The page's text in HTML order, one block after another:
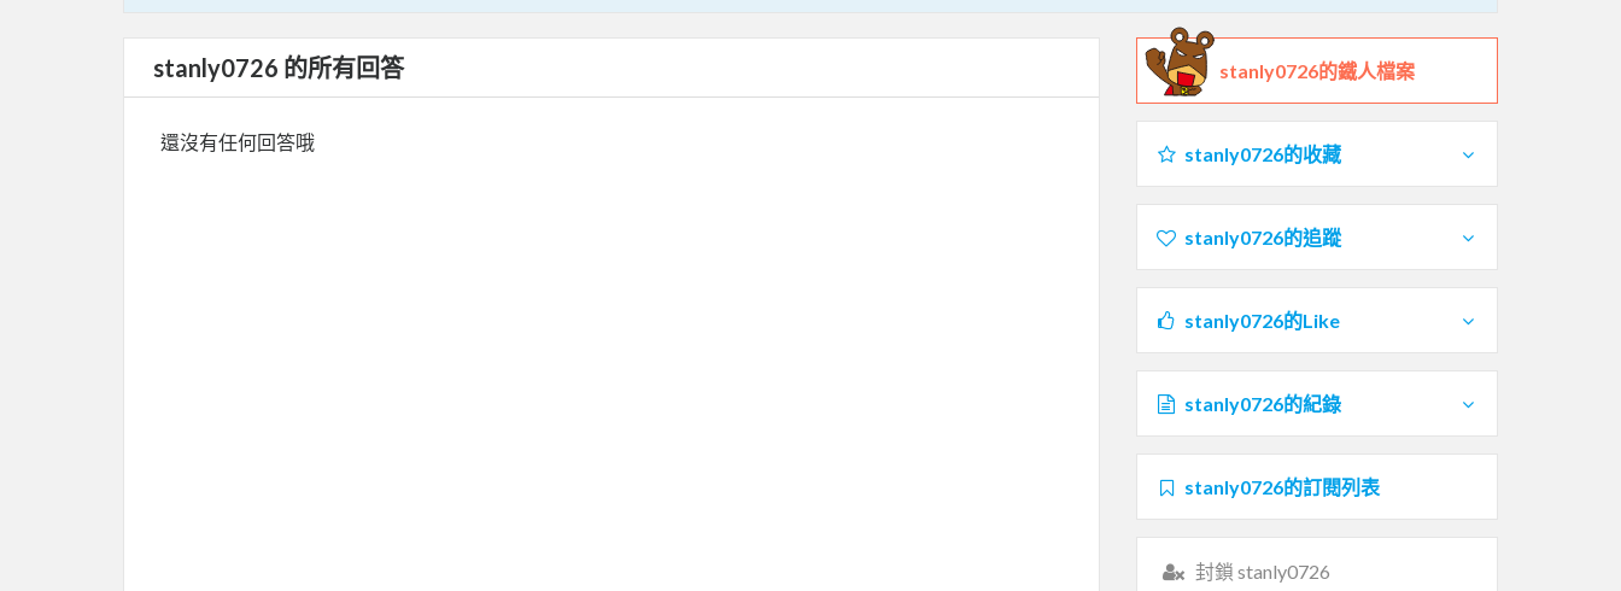
stanly0726 的所有回答
還沒有任何回答哦
stanly0726的鐵人檔案
stanly0726的收藏
stanly0726的追蹤
stanly0726的Like
stanly0726的紀錄
stanly0726的訂閱列表
封鎖 stanly0726